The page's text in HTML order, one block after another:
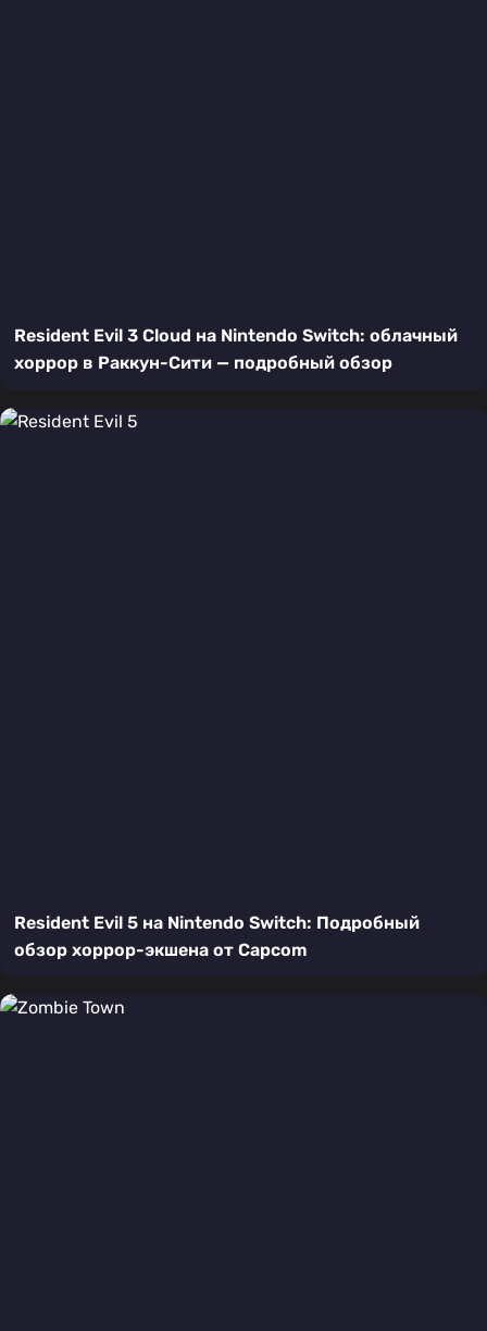
Resident Evil 3 Cloud на Nintendo Switch: облачный
хоррор в Раккун-Сити — подробный обзор
Resident Evil 5 на Nintendo Switch: Подробный
обзор хоррор-экшена от Capcom